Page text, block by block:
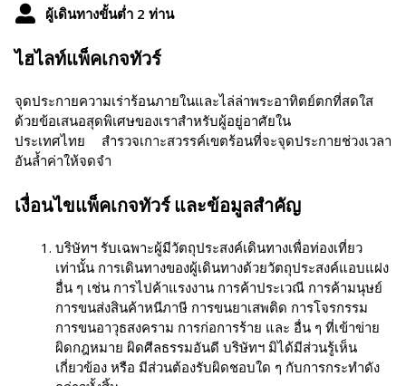
ผู้เดินทางขั้นต่ำ 2 ท่าน
ไฮไลท์แพ็คเกจทัวร์
จุดประกายความเร่าร้อนภายในและไล่ล่าพระอาทิตย์ตกที่สดใส
ด้วยข้อเสนอสุดพิเศษของเราสำหรับผู้อยู่อาศัยใน
ประเทศไทย สำรวจเกาะสวรรค์เขตร้อนที่จะจุดประกายช่วงเวลา
อันล้ำค่าให้จดจำ
เงื่อนไขแพ็คเกจทัวร์ และข้อมูลสำคัญ
บริษัทฯ รับเฉพาะผู้มีวัตถุประสงค์เดินทางเพื่อท่องเที่ยว
เท่านั้น การเดินทางของผู้เดินทางด้วยวัตถุประสงค์แอบแฝง
อื่น ๆ เช่น การไปค้าแรงงาน การค้าประเวณี การค้ามนุษย์
การขนส่งสินค้าหนีภาษี การขนยาเสพติด การโจรกรรม
การขนอาวุธสงคราม การก่อการร้าย และ อื่น ๆ ที่เข้าข่าย
ผิดกฎหมาย ผิดศีลธรรมอันดี บริษัทฯ มิได้มีส่วนรู้เห็น
เกี่ยวข้อง หรือ มีส่วนต้องรับผิดชอบใด ๆ กับการกระทำดัง